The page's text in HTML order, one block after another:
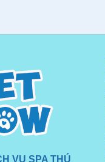
VỤ SPA THÚ